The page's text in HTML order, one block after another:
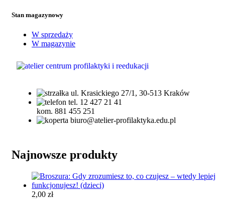
Stan magazynowy
W sprzedaży
W magazynie
ul. Krasickiego 27/1, 30-513 Kraków
tel. 12 427 21 41
kom. 881 455 251
biuro@atelier-profilaktyka.edu.pl
Najnowsze produkty
2,00 zł